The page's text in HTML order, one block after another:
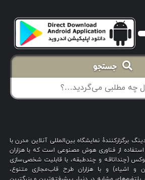
جستجو
برگزارکنندهٔ نمایشگاه بین‌المللی آنلاین مدرن با
از فناوری هوش مصنوعی است که با هزاران
(چنداتاقه و چندطبقه، با قابلیت شخصی‌سازی
و اشیاء) و با هزاران طرح قاب‌مجازی متنوع،